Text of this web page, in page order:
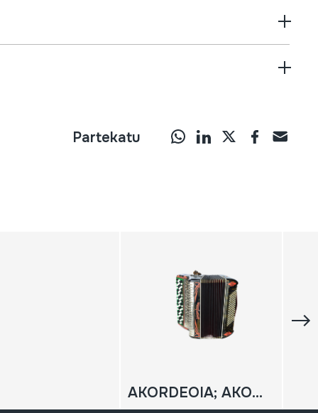
Partekatu
AKORDEOIA; AKORDEOI KROMATIKOA